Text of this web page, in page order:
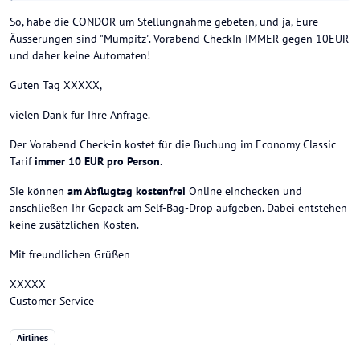
So, habe die CONDOR um Stellungnahme gebeten, und ja, Eure
Äusserungen sind "Mumpitz". Vorabend CheckIn IMMER gegen 10EUR
und daher keine Automaten!
Guten Tag XXXXX,
vielen Dank für Ihre Anfrage.
Der Vorabend Check-in kostet für die Buchung im Economy Classic
Tarifimmer 10 EUR pro Person.
Sie können am Abflugtag kostenfrei Online einchecken und
anschließen Ihr Gepäck am Self-Bag-Drop aufgeben. Dabei entstehen
keine zusätzlichen Kosten.
Mit freundlichen Grüßen
XXXXX
Customer Service
Airlines